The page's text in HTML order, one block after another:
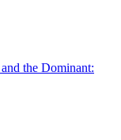
the Dominant: